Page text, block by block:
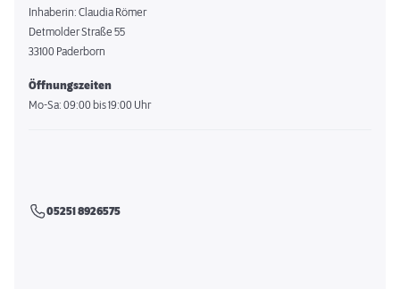
Inhaberin: Claudia Römer
Detmolder Straße 55
33100 Paderborn
Öffnungszeiten
Mo-Sa: 09:00 bis 19:00 Uhr
05251 8926575